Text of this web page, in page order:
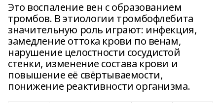
Это воспаление вен с образованием
тромбов. В этиологии тромбофлебита
значительную роль играют: инфекция,
замедление оттока крови по венам,
нарушение целостности сосудистой
стенки, изменение состава крови и
повышение её свёртываемости,
понижение реактивности организма.